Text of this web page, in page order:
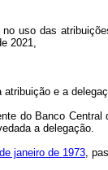
no uso das
2021,
e a
do Banco
a delegação.
janeiro de 1973,